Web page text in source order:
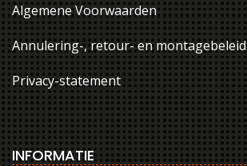
Algemene Voorwaarden
Annulering-, retour- en montagebeleid
Privacy-statement
INFORMATIE